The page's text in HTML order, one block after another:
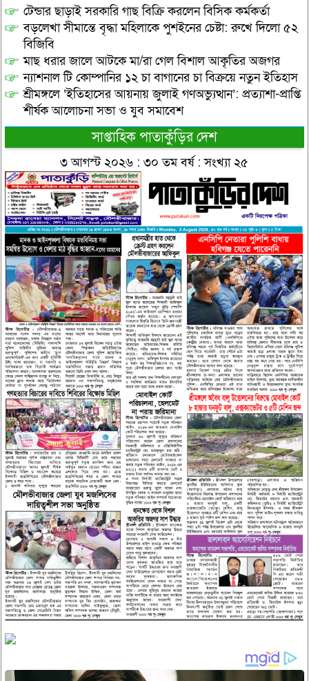
টেন্ডার ছাড়াই সরকারি গাছ বিক্রি করলেন বিসিক কর্মকর্তা
বড়লেখা সীমান্তে বৃদ্ধা মহিলাকে পুশইনের চেষ্টা: রুখে দিলো ৫২
বিজিবি
মাছ ধরার জালে আটকে মা/রা গেল বিশাল আকৃতির অজগর
ন্যাশনাল টি কোম্পানির ১২ চা বাগানের চা বিক্রয়ে নতুন ইতিহাস
শ্রীমঙ্গলে ‘ইতিহাসের আয়নায় জুলাই গণঅভ্যুত্থান’: প্রত্যাশা-প্রাপ্তি
শীর্ষক আলোচনা সভা ও যুব সমাবেশ
সাপ্তাহিক পাতাকুঁড়ির দেশ
৩ আগস্ট ২০২৬ : ৩০ তম বর্ষ : সংখ্যা ২৫